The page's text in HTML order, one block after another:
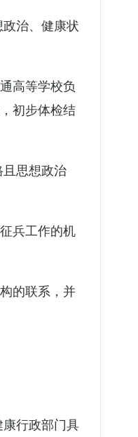
治、健康状
高等学校负
初步体检结
思想政治
兵工作的机
的联系，并
行政部门具